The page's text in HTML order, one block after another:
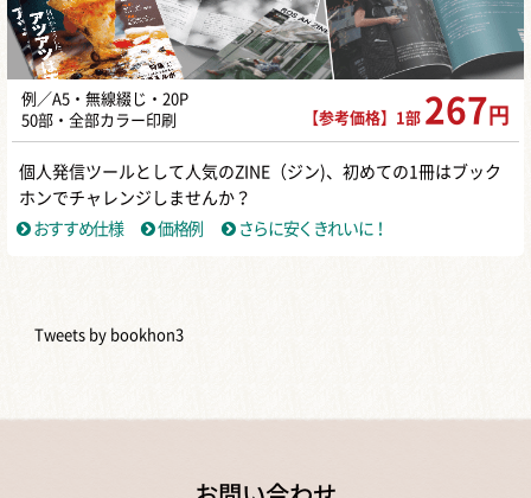
例／A5・無線綴じ・20P
50部・全部カラー印刷
【参考価格】1部 267 円
個人発信ツールとして人気のZINE（ジン)、初めての1冊はブック
ホンでチャレンジしませんか？
おすすめ仕様
価格例 さらに安くきれいに！
Tweets by bookhon3